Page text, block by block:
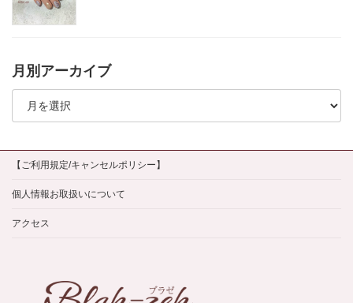
月別アーカイブ
月
イ
ブ
【ご利用規定/キャンセルポリシー】
個人情報お取扱いについて
アクセス